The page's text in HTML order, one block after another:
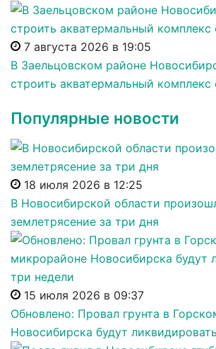
7 августа 2026 в 19:05
В Заельцовском районе
строить акватермальный
Популярные новости
18 июля 2026 в 12:25
В Новосибирской области
землетрясение за три дня
15 июля 2026 в 09:37
Обновлено: Провал грунта в
Новосибирска будут